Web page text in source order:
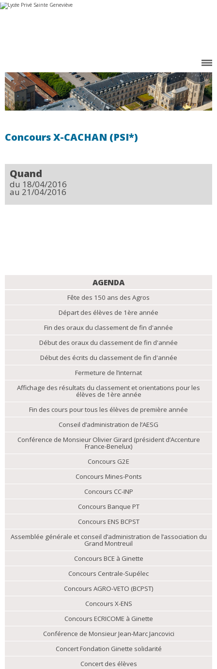
Aller
au
Outils
personnels
Concours X-CACHAN (PSI*)
Quand
du 18/04/2016
au 21/04/2016
AGENDA
Fête des 150 ans des Agros
Départ des élèves de 1ère année
Fin des oraux du classement de fin d'année
Début des oraux du classement de fin d'année
Début des écrits du classement de fin d'année
Fermeture de l’internat
Affichage des résultats du classement et orientations pour les
élèves de 1ère année
Fin des cours pour tous les élèves de première année
Conseil d’administration de l’AESG
Conférence de Monsieur Olivier Girard (président d’Accenture
France-Benelux)
Concours G2E
Concours Mines-Ponts
Concours CC-INP
Concours Banque PT
Concours ENS BCPST
Assemblée générale et conseil d’administration de l’association du
Grand Montreuil
Concours BCE à Ginette
Concours Centrale-Supélec
Concours AGRO-VETO (BCPST)
Concours X-ENS
Concours ECRICOME à Ginette
Conférence de Monsieur Jean-Marc Jancovici
Concert Fondation Ginette solidarité
Concert des élèves